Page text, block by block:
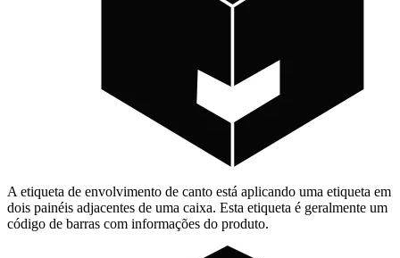
A etiqueta de envolvimento de canto está aplicando uma etiqueta em
dois painéis adjacentes de uma caixa. Esta etiqueta é geralmente um
código de barras com informações do produto.